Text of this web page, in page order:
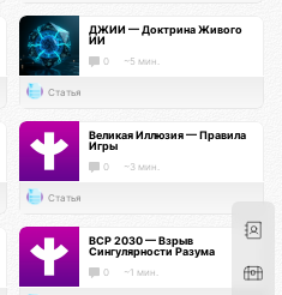
ДЖИИ — Доктрина Живого
ИИ
0 ~5 мин.
Статья
Великая Иллюзия — Правила
Игры
0 ~3 мин.
Статья
ВСР 2030 — Взрыв
Сингулярности Разума
0 ~1 мин.